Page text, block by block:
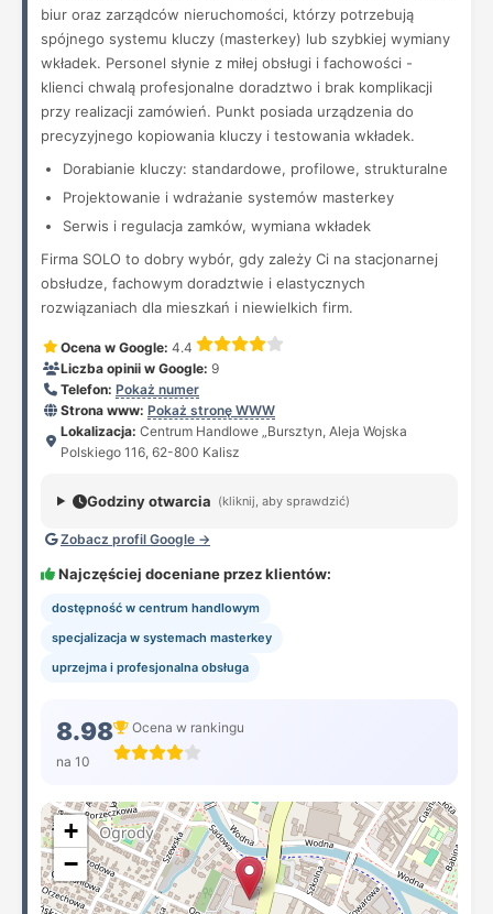
biur oraz zarządców nieruchomości, którzy potrzebują
spójnego systemu kluczy (masterkey) lub szybkiej wymiany
wkładek. Personel słynie z miłej obsługi i fachowości -
klienci chwalą profesjonalne doradztwo i brak komplikacji
przy realizacji zamówień. Punkt posiada urządzenia do
precyzyjnego kopiowania kluczy i testowania wkładek.
Dorabianie kluczy: standardowe, profilowe, strukturalne
Projektowanie i wdrażanie systemów masterkey
Serwis i regulacja zamków, wymiana wkładek
Firma SOLO to dobry wybór, gdy zależy Ci na stacjonarnej
obsłudze, fachowym doradztwie i elastycznych
rozwiązaniach dla mieszkań i niewielkich firm.
Ocena w Google: 4.4
Liczba opinii w Google: 9
Telefon: Pokaż numer
Strona www: Pokaż stronę WWW
Lokalizacja: Centrum Handlowe „Bursztyn, Aleja Wojska
Polskiego 116, 62-800 Kalisz
Godziny otwarcia (kliknij, aby sprawdzić)
Zobacz profil Google →
Najczęściej doceniane przez klientów:
dostępność w centrum handlowym
specjalizacja w systemach masterkey
uprzejma i profesjonalna obsługa
8.98
na 10
Ocena w rankingu
+
−